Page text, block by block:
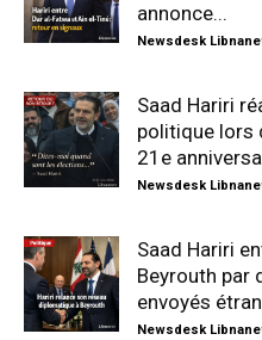
annonce...
Newsdesk
Saad Hariri
politique lors
21e
Newsdesk
Saad Hariri
Beyrouth par
envoyés
Newsdesk